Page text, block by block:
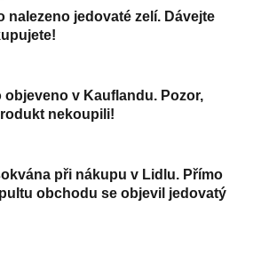
nalezeno jedovaté zelí. Dávejte
objeveno v Kauflandu. Pozor,
nekoupili!
při nákupu v Lidlu. Přímo
obchodu se objevil jedovatý